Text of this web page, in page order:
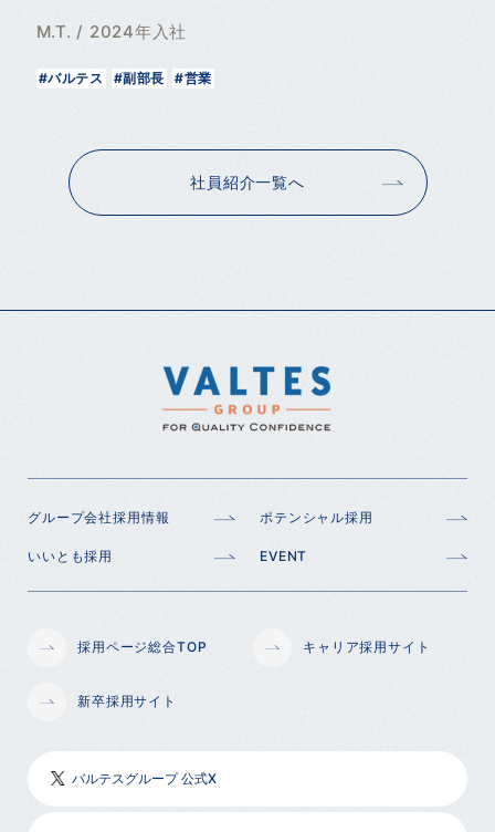
M.T. / 2024年入社
#バルテス #副部長 #営業
社員紹介一覧へ
グループ会社採用情報 ポテンシャル採用
いいとも採用 EVENT
採用ページ総合TOP キャリア採用サイト
新卒採用サイト
バルテスグループ 公式X